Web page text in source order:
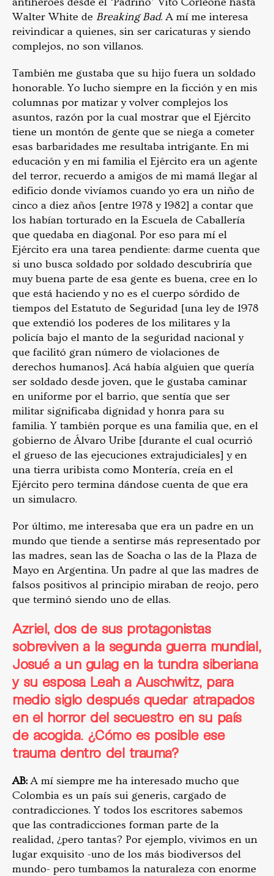
Walter White de Breaking Bad. A mí me interesa
reivindicar a quienes, sin ser caricaturas y siendo
complejos, no son villanos.
También me gustaba que su hijo fuera un soldado
honorable. Yo lucho siempre en la ficción y en mis
columnas por matizar y volver complejos los
asuntos, razón por la cual mostrar que el Ejército
tiene un montón de gente que se niega a cometer
esas barbaridades me resultaba intrigante. En mi
educación y en mi familia el Ejército era un agente
del terror, recuerdo a amigos de mi mamá llegar al
edificio donde vivíamos cuando yo era un niño de
cinco a diez años [entre 1978 y 1982] a contar que
los habían torturado en la Escuela de Caballería
que quedaba en diagonal. Por eso para mí el
Ejército era una tarea pendiente: darme cuenta que
si uno busca soldado por soldado descubriría que
muy buena parte de esa gente es buena, cree en lo
que está haciendo y no es el cuerpo sórdido de
tiempos del Estatuto de Seguridad [una ley de 1978
que extendió los poderes de los militares y la
policía bajo el manto de la seguridad nacional y
que facilitó gran número de violaciones de
derechos humanos]. Acá había alguien que quería
ser soldado desde joven, que le gustaba caminar
en uniforme por el barrio, que sentía que ser
militar significaba dignidad y honra para su
familia. Y también porque es una familia que, en el
gobierno de Álvaro Uribe [durante el cual ocurrió
el grueso de las ejecuciones extrajudiciales] y en
una tierra uribista como Montería, creía en el
Ejército pero termina dándose cuenta de que era
un simulacro.
Por último, me interesaba que era un padre en un
mundo que tiende a sentirse más representado por
las madres, sean las de Soacha o las de la Plaza de
Mayo en Argentina. Un padre al que las madres de
falsos positivos al principio miraban de reojo, pero
que terminó siendo uno de ellas.
Azriel, dos de sus protagonistas
sobreviven a la segunda guerra mundial,
Josué a un gulag en la tundra siberiana
y su esposa Leah a Auschwitz, para
medio siglo después quedar atrapados
en el horror del secuestro en su país
de acogida. ¿Cómo es posible ese
trauma dentro del trauma?
AB:A mí siempre me ha interesado mucho que
Colombia es un país sui generis, cargado de
contradicciones. Y todos los escritores sabemos
que las contradicciones forman parte de la
realidad, ¿pero tantas? Por ejemplo, vivimos en un
lugar exquisito -uno de los más biodiversos del
mundo- pero tumbamos la naturaleza con enorme